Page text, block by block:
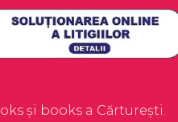
și books a Cărturești.